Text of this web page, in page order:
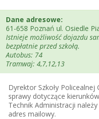
Dane adresowe:
61-658 Poznań ul. Osiedle
Istnieje możliwość dojazdu
bezpłatnie przed szkołą.
Autobus: 74
Tramwaj: 4,7,12,13
Dyrektor Szkoły
sprawy dotyczące
Technik Administracji
adres mailowy.